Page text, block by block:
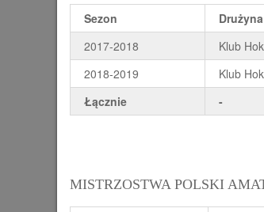
Sezon Drużyna
2017-2018
Klub
2018-2019
Klub
Łącznie
-
MISTRZOSTWA POLSKI